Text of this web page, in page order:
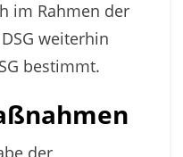
im Rahmen der
weiterhin
bestimmt.
der